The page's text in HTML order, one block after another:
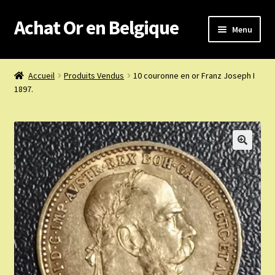
Aller
à
navigation
Aller
au
Achat Or en Belgique Menu
Achat or en Belgique
Boutique or et argent
Confidentialité
Heures d’ouverture
Nous achetons
Nous contacter
Accueil Produits Vendus
10 couronne en or Franz Joseph I
1897.